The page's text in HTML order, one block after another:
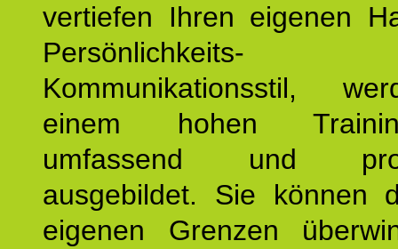
vertiefen Ihren eigenen
Kommunikationsstil,
einem hohen
umfassend und
ausgebildet. Sie können
eigenen Grenzen